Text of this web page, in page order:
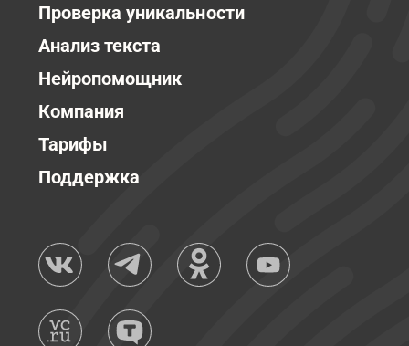
Проверка уникальности
Анализ текста
Нейропомощник
Компания
Тарифы
Поддержка